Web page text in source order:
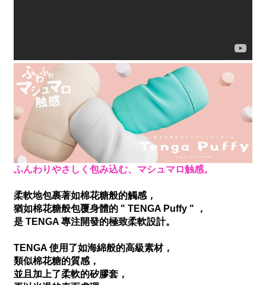
ふんわりやさしく包み込む、マシュマロ触感。
柔軟地包裹著如棉花糖般的觸感，
猶如棉花糖般包覆身體的 " TENGA Puffy " ，
是 TENGA 專注開發的極致柔軟設計。
TENGA 使用了如海綿般的高級素材，
類似棉花糖的質感，
並且加上了柔軟的矽膠套，